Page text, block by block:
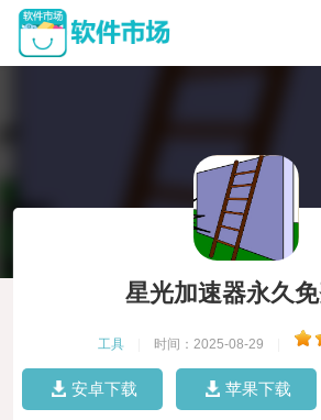
星光加速器永久
工具 时间：2025-08-29
安卓下载 苹果下载